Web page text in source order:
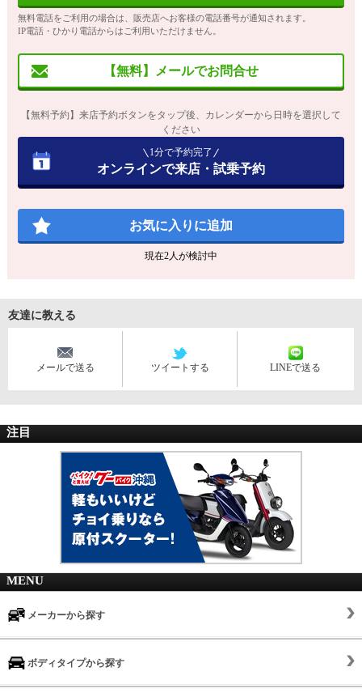
無料電話をご利用の場合は、販売店へお客様の電話番号が通知されます。
IP電話・ひかり電話からはご利用いただけません。
【無料】メールでお問合せ
【無料予約】来店予約ボタンをタップ後、カレンダーから日時を選択して
ください
1分で予約完了
オンラインで来店・試乗予約
お気に入りに追加
現在2人が検討中
友達に教える
メールで送る ツイートする LINEで送る
注目
MENU
メーカーから探す
ボディタイプから探す